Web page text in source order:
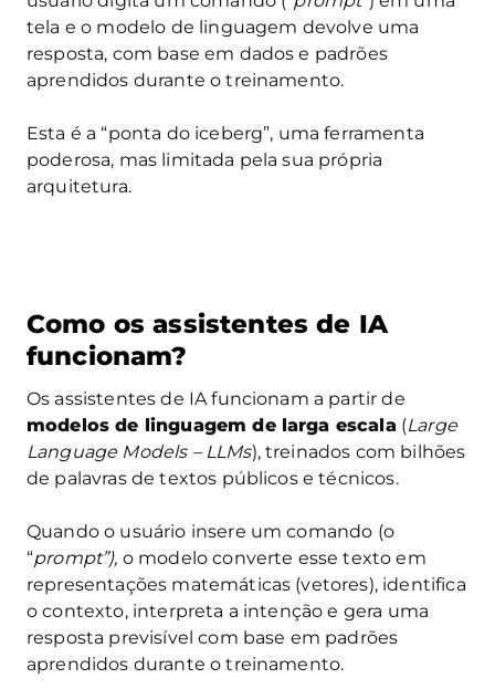
tela e o modelo de linguagem devolve uma
resposta, com base em dados e padrões
aprendidos durante o treinamento.
Esta é a “ponta do iceberg”, uma ferramenta
poderosa, mas limitada pela sua própria
arquitetura.
Como os assistentes de IA
funcionam?
Os assistentes de IA funcionam a partir de
modelos de linguagem de larga escala(Large
Language Models – LLMs), treinados com bilhões
de palavras de textos públicos e técnicos.
Quando o usuário insere um comando (o
“prompt”), o modelo converte esse texto em
representações matemáticas (vetores), identifica
o contexto, interpreta a intenção e gera uma
resposta previsível com base em padrões
aprendidos durante o treinamento.